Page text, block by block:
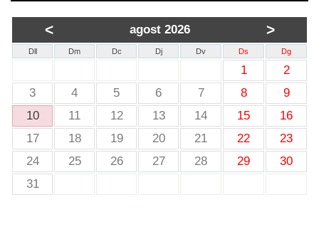
< agost 2026 >
Dll Dm Dc Dj Dv Ds Dg
1
2
3
4 5 6 7 8
9
10
11 12 13 14 15
16
17
18 19 20 21 22
23
24
25 26 27 28 29
30
31